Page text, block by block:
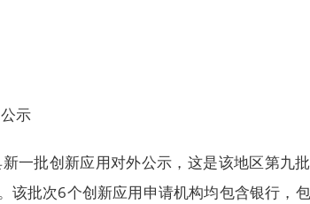
示
一批创新应用对外公示，这是该地区第九
该批次6个创新应用申请机构均包含银行，